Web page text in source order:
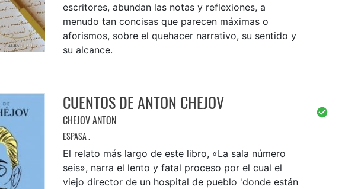
escritores, abundan las notas y reflexiones, a
menudo tan concisas que parecen máximas o
aforismos, sobre el quehacer narrativo, su sentido y
su alcance.
CUENTOS DE ANTON CHEJOV
CHEJOV ANTON
ESPASA .
El relato más largo de este libro, «La sala número
seis», narra el lento y fatal proceso por el cual el
viejo director de un hospital de pueblo 'donde están